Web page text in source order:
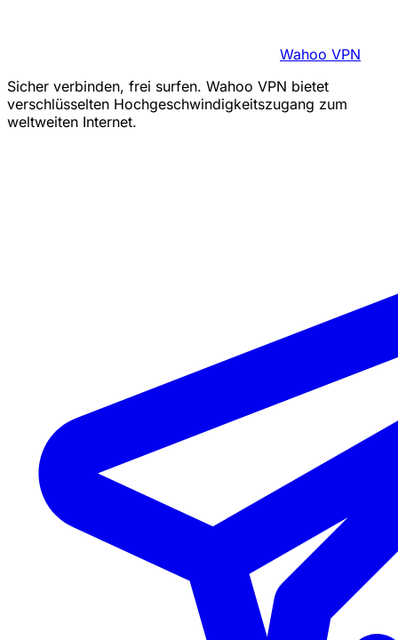
Wahoo VPN
Sicher verbinden, frei surfen. Wahoo VPN bietet
verschlüsselten Hochgeschwindigkeitszugang zum
weltweiten Internet.